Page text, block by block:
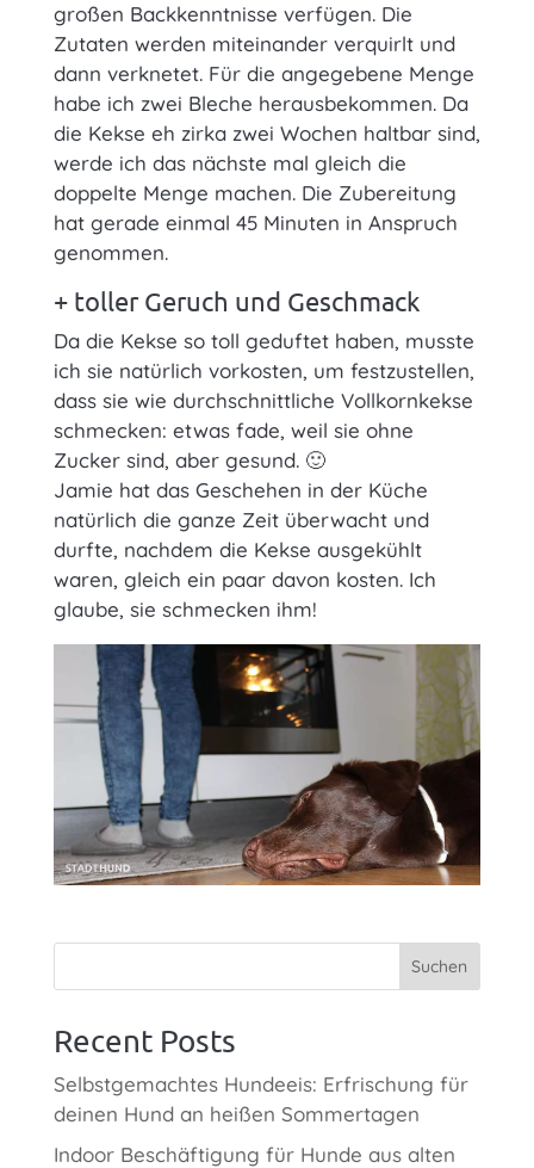
großen Backkenntnisse verfügen. Die
Zutaten werden miteinander verquirlt und
dann verknetet. Für die angegebene Menge
habe ich zwei Bleche herausbekommen. Da
die Kekse eh zirka zwei Wochen haltbar sind,
werde ich das nächste mal gleich die
doppelte Menge machen. Die Zubereitung
hat gerade einmal 45 Minuten in Anspruch
genommen.
+ toller Geruch und Geschmack
Da die Kekse so toll geduftet haben, musste
ich sie natürlich vorkosten, um festzustellen,
dass sie wie durchschnittliche Vollkornkekse
schmecken: etwas fade, weil sie ohne
Zucker sind, aber gesund. 🙂
Jamie hat das Geschehen in der Küche
natürlich die ganze Zeit überwacht und
durfte, nachdem die Kekse ausgekühlt
waren, gleich ein paar davon kosten. Ich
glaube, sie schmecken ihm!
Suchen
Recent Posts
Selbstgemachtes Hundeeis: Erfrischung für
deinen Hund an heißen Sommertagen
Indoor Beschäftigung für Hunde aus alten